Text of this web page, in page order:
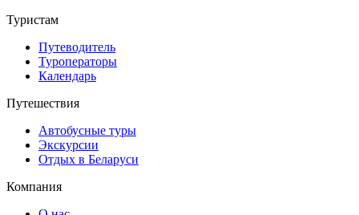
Туристам
Путеводитель
Туроператоры
Календарь
Путешествия
Автобусные туры
Экскурсии
Отдых в Беларуси
Компания